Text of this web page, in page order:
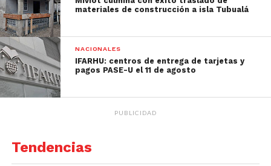
materiales de construcción a isla Tubualá
NACIONALES
IFARHU: centros de entrega de tarjetas y
pagos PASE-U el 11 de agosto
PUBLICIDAD
Tendencias